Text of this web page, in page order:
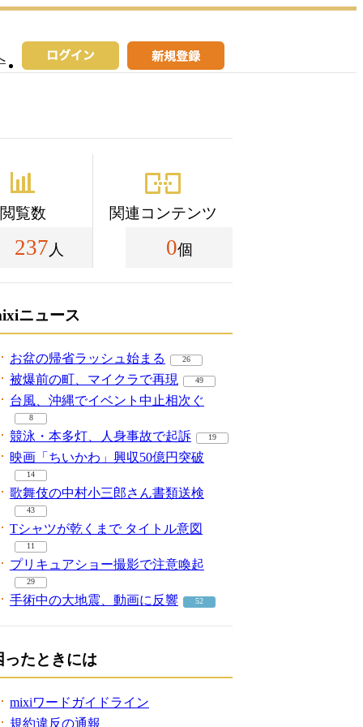
閲覧数
237 人
関連コンテンツ
0個
ニュース
お盆の帰省ラッシュ始まる 26
被爆前の町、マイクラで再現 49
台風、沖縄でイベント中止相次ぐ
8
競泳・本多灯、人身事故で起訴 19
映画「ちいかわ」興収50億円突破
14
歌舞伎の中村小三郎さん書類送検
43
Tシャツが乾くまで タイトル意図
11
プリキュアショー撮影で注意喚起
29
手術中の大地震、動画に反響 52
ったときには
mixiワードガイドライン
規約違反の通報